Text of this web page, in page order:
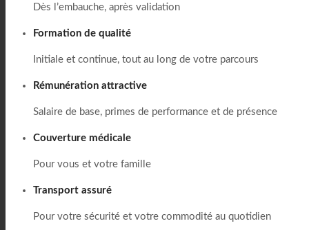
Dès l’embauche, après validation
Formation de qualité
Initiale et continue, tout au long de votre parcours
Rémunération attractive
Salaire de base, primes de performance et de présence
Couverture médicale
Pour vous et votre famille
Transport assuré
Pour votre sécurité et votre commodité au quotidien